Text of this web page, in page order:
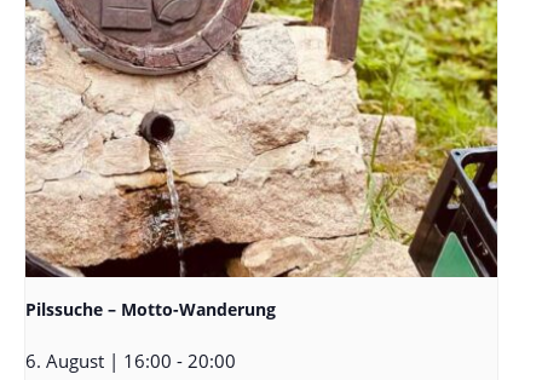
Pilssuche – Motto-Wanderung
6. August | 16:00 - 20:00